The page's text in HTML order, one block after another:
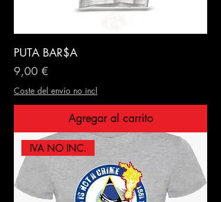
PUTA BAR$A
Precio
9,00 €
Coste del envío no incl
Agregar al carrito
IVA NO INC.